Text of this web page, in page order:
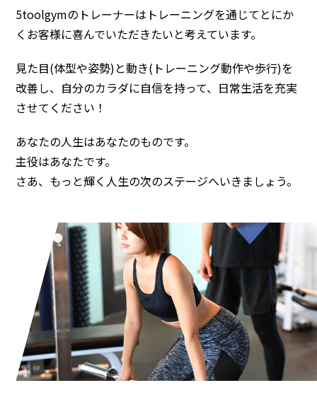
5toolgymのトレーナーはトレーニングを通じてとにか
くお客様に喜んでいただきたいと考えています。
見た目(体型や姿勢)と動き(トレーニング動作や歩行)を
改善し、自分のカラダに自信を持って、日常生活を充実
させてください！
あなたの人生はあなたのものです。
主役はあなたです。
さあ、もっと輝く人生の次のステージへいきましょう。